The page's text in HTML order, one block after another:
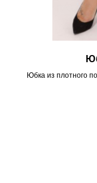
Юбка из плотного